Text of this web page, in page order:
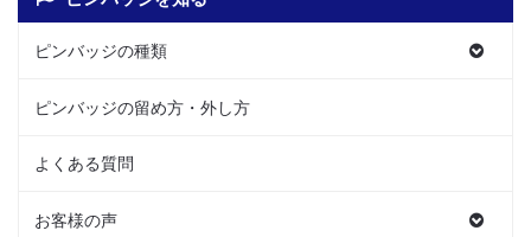
ピンバッジの種類
ピンバッジの留め方・外し方
よくある質問
お客様の声